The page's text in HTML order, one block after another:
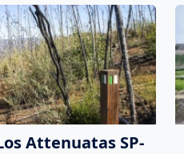
Attenuatas SP-